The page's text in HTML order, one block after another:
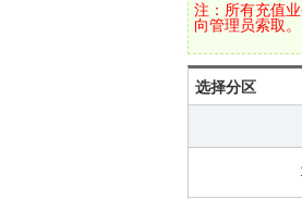
注：所有充值
向管理员索取。
选择分区